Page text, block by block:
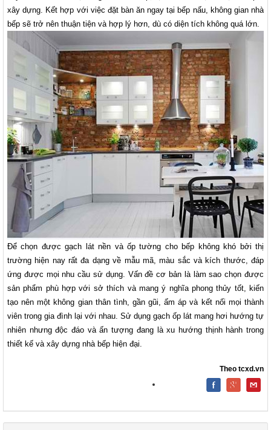
xây dựng. Kết hợp với việc đặt bàn ăn ngay tại bếp nấu, không gian nhà
bếp sẽ trở nên thuận tiện và hợp lý hơn, dù có diện tích không quá lớn.
Để chọn được gạch lát nền và ốp tường cho bếp không khó bởi thị
trường hiện nay rất đa dạng về mẫu mã, màu sắc và kích thước, đáp
ứng được mọi nhu cầu sử dụng. Vấn đề cơ bản là làm sao chọn được
sản phẩm phù hợp với sở thích và mang ý nghĩa phong thủy tốt, kiến
tạo nên một không gian thân tình, gần gũi, ấm áp và kết nối mọi thành
viên trong gia đình lại với nhau. Sử dụng gạch ốp lát mang hơi hướng tự
nhiên nhưng độc đáo và ấn tượng đang là xu hướng thịnh hành trong
thiết kế và xây dựng nhà bếp hiện đại.
Theo tcxd.vn